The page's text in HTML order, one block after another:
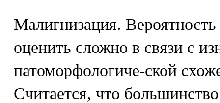
Малигнизация. Вероятность
оценить сложно в связи с
патоморфологиче-ской
Считается, что